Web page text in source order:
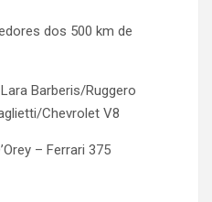
dos 500 km de
Barberis/Ruggero
Chevrolet V8
– Ferrari 375